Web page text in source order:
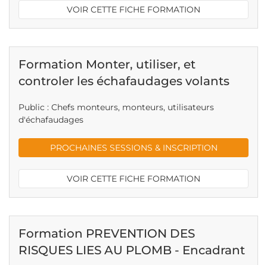
VOIR CETTE FICHE FORMATION
Formation Monter, utiliser, et
controler les échafaudages volants
Public : Chefs monteurs, monteurs, utilisateurs
d'échafaudages
PROCHAINES SESSIONS & INSCRIPTION
VOIR CETTE FICHE FORMATION
Formation PREVENTION DES
RISQUES LIES AU PLOMB - Encadrant